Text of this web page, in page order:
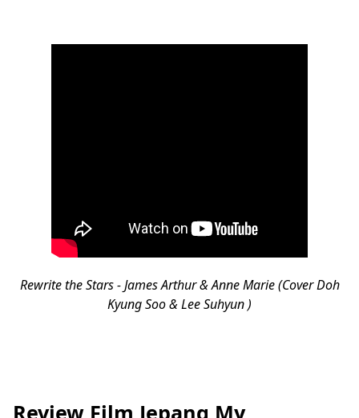
Rewrite the Stars - James Arthur & Anne Marie (Cover Doh
Kyung Soo & Lee Suhyun )
Review Film Jepang My